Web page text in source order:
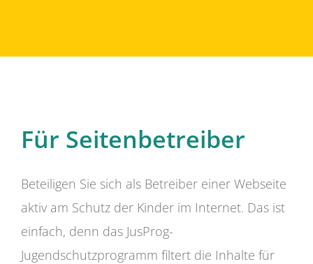
Für Seitenbetreiber
Beteiligen Sie sich als Betreiber einer Webseite
aktiv am Schutz der Kinder im Internet. Das ist
einfach, denn das JusProg-
Jugendschutzprogramm filtert die Inhalte für